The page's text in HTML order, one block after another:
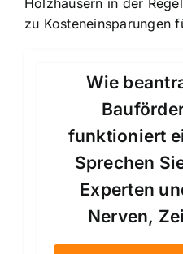
Holzhäusern in der
zu Kosteneinsparungen
Wie
funktioniert
Sprechen
Experten
Nerven,